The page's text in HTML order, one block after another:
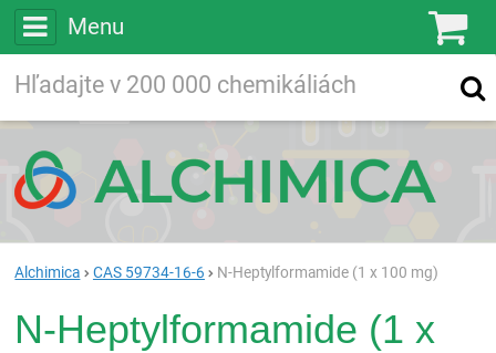
Menu
Vyhľadávanie
Alchimica CAS 59734-16-6 N-Heptylformamide (1 x 100 mg)
N-Heptylformamide (1 x